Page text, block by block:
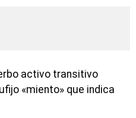
activo transitivo
«miento» que indica